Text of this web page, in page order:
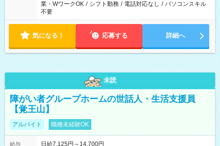
業・WワークOK / シフト勤務 / 電話対応なし / パソコンスキル
不要
気になる！ 応募する 詳細へ
未読
障がい者グループホームの世話人・生活支援員
【覚王山】
アルバイト 職種未経験OK
給与
日給7,125円～14,700円